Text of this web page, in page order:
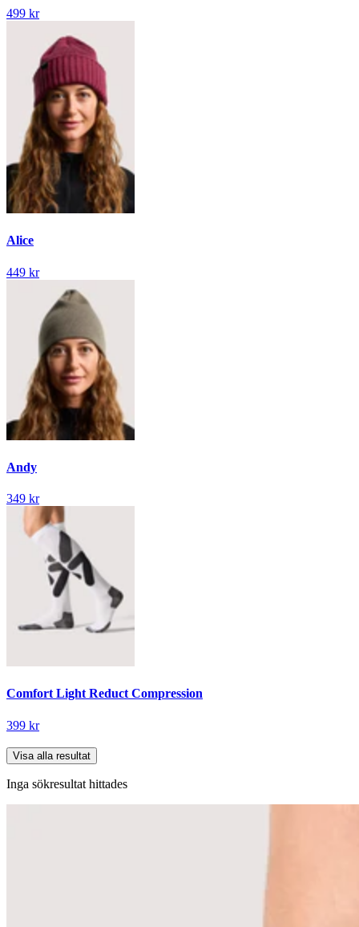
499 kr
Alice
449 kr
Andy
349 kr
Comfort Light Reduct Compression
399 kr
Visa alla resultat
Inga sökresultat hittades